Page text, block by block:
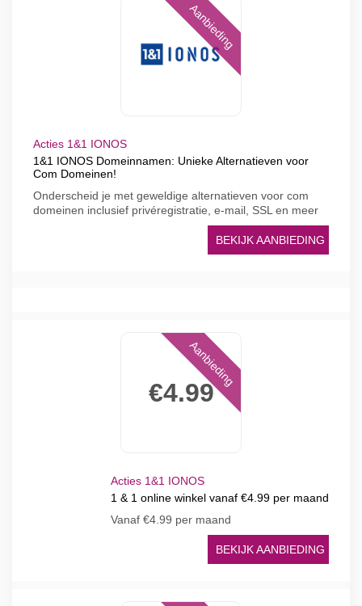
Aanbieding
Acties 1&1 IONOS
1&1 IONOS Domeinnamen: Unieke Alternatieven voor
Com Domeinen!
Onderscheid je met geweldige alternatieven voor com
domeinen inclusief privéregistratie, e-mail, SSL en meer
BEKIJK AANBIEDING
€4.99
Aanbieding
Acties 1&1 IONOS
1 & 1 online winkel vanaf €4.99 per maand
Vanaf €4.99 per maand
BEKIJK AANBIEDING